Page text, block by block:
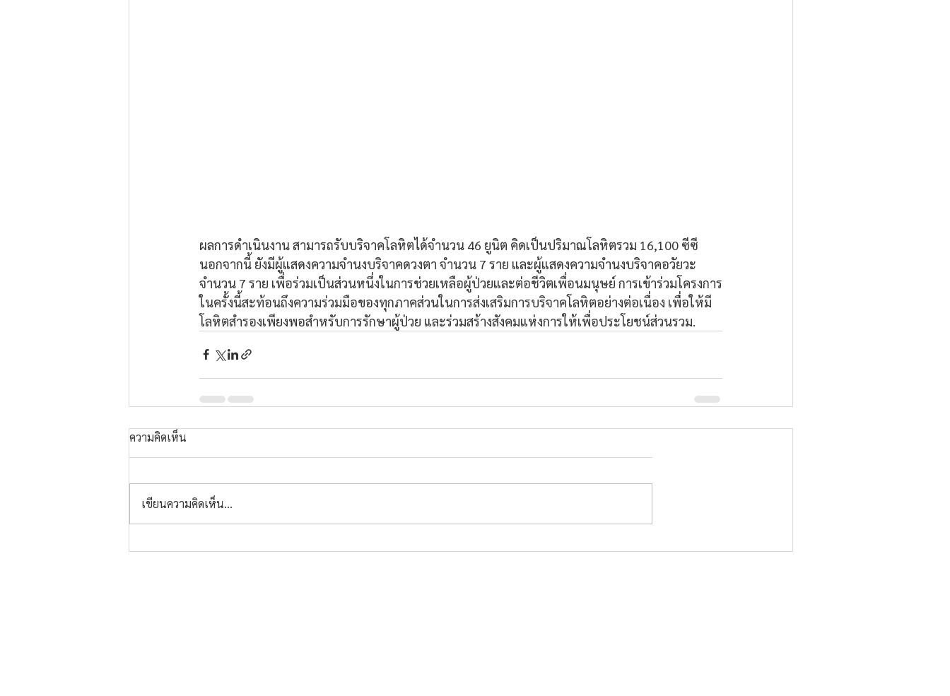
ผลการดำเนินงาน สามารถรับบริจาคโลหิตได้จำนวน 46 ยูนิต คิดเป็นปริมาณโลหิตรวม 16,100 ซีซี
นอกจากนี้ ยังมีผู้แสดงความจำนงบริจาคดวงตา จำนวน 7 ราย และผู้แสดงความจำนงบริจาคอวัยวะ
จำนวน 7 ราย เพื่อร่วมเป็นส่วนหนึ่งในการช่วยเหลือผู้ป่วยและต่อชีวิตเพื่อนมนุษย์ การเข้าร่วมโครงการ
ในครั้งนี้สะท้อนถึงความร่วมมือของทุกภาคส่วนในการส่งเสริมการบริจาคโลหิตอย่างต่อเนื่อง เพื่อให้มี
โลหิตสำรองเพียงพอสำหรับการรักษาผู้ป่วย และร่วมสร้างสังคมแห่งการให้เพื่อประโยชน์ส่วนรวม.
ความคิดเห็น
เขียนความคิดเห็น…